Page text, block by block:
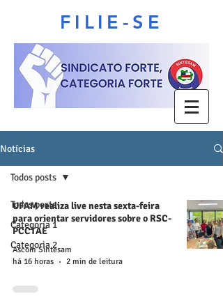
FILIE-SE
Notícias
Todos posts
Categoria 1
Categoria 2
Todos posts
UFAM realiza live nesta sexta-feira
para orientar servidores sobre o RSC-
PCCTAE
Ascom Sintesam
há 16 horas
2 min de leitura